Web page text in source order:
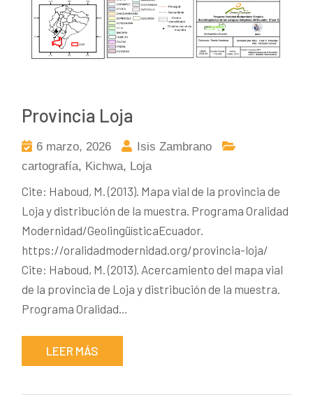
Provincia Loja
6 marzo, 2026
Isis Zambrano
cartografía, Kichwa, Loja
Cite: Haboud, M. (2013). Mapa vial de la provincia de
Loja y distribución de la muestra. Programa Oralidad
Modernidad/GeolingüísticaEcuador.
https://oralidadmodernidad.org/provincia-loja/
Cite: Haboud, M. (2013). Acercamiento del mapa vial
de la provincia de Loja y distribución de la muestra.
Programa Oralidad…
LEER MÁS